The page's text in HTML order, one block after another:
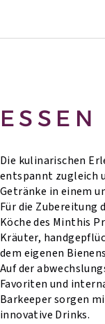
Die kulinarischen
entspannt zugleich
Getränke in einem
Für die Zubereitung
Köche des Minthis
Kräuter,
dem eigenen
Auf der
Favoriten und
Barkeeper sorgen
innovative Drinks.